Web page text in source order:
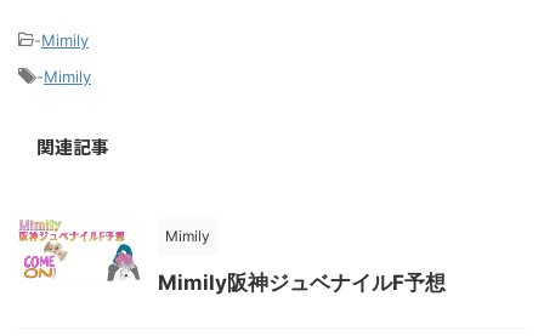
-Mimily
-Mimily
関連記事
Mimily
Mimily阪神ジュベナイルF予想